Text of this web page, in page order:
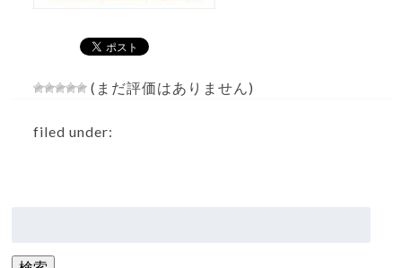
(まだ評価はありません)
filed under: